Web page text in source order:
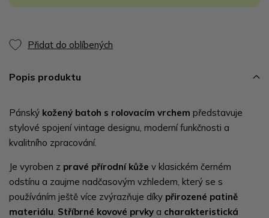
Přidat do oblíbených
Popis produktu
Pánský kožený batoh s rolovacím vrchem představuje
stylové spojení vintage designu, moderní funkčnosti a
kvalitního zpracování.
Je vyroben z pravé přírodní kůže v klasickém černém
odstínu a zaujme nadčasovým vzhledem, který se s
používáním ještě více zvýrazňuje díky přirozené patině
materiálu Stříbrné kovové prvky a charakteristická